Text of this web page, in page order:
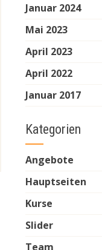
Januar 2024
Mai 2023
April 2023
April 2022
Januar 2017
Kategorien
Angebote
Hauptseiten
Kurse
Slider
Team